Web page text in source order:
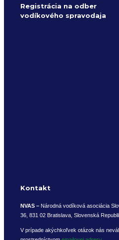
Registrácia na odber
vodíkového spravodaja
Kontakt
NVAS – Národná vodíková asociácia
36, 831 02 Bratislava, Slovenská
V prípade akýchkoľvek otázok nás